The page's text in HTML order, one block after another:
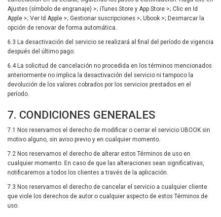
Ajustes (símbolo de engranaje) >; iTunes Store y App Store >; Clic en Id
Apple >; Ver Id Apple >; Gestionar suscripciones >; Ubook >; Desmarcar la
opción de renovar de forma automática.
6.3 La desactivación del servicio se realizará al final del período de vigencia
después del último pago.
6.4 La solicitud de cancelación no procedida en los términos mencionados
anteriormente no implica la desactivación del servicio ni tampoco la
devolución de los valores cobrados por los servicios prestados en el
período.
7. CONDICIONES GENERALES
7.1 Nos reservamos el derecho de modificar o cerrar el servicio UBOOK sin
motivo alguno, sin aviso previo y en cualquier momento.
7.2 Nos reservamos el derecho de alterar estos Términos de uso en
cualquier momento. En caso de que las alteraciones sean significativas,
notificaremos a todos los clientes a través de la aplicación.
7.3 Nos reservamos el derecho de cancelar el servicio a cualquier cliente
que viole los derechos de autor o cualquier aspecto de estos Términos de
uso.